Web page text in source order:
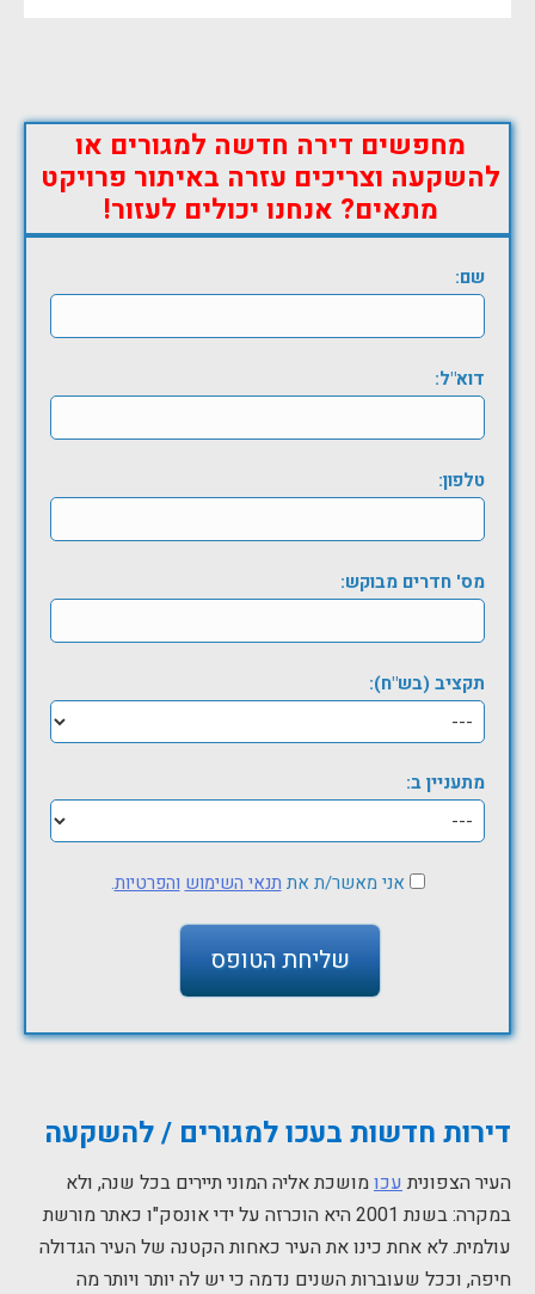
מחפשים דירה חדשה למגורים או
להשקעה וצריכים עזרה באיתור פרויקט
מתאים? אנחנו יכולים לעזור!
שם:
דוא"ל:
טלפון:
מס' חדרים מבוקש:
תקציב (בש"ח):
מתעניין ב:
אני מאשר/ת את תנאי השימוש והפרטיות.
דירות חדשות בעכו למגורים / להשקעה
העיר הצפוניתעכומושכת אליה המוני תיירים בכל שנה, ולא
במקרה: בשנת 2001 היא הוכרזה על ידי אונסק"ו כאתר מורשת
עולמית. לא אחת כינו את העיר כאחות הקטנה של העיר הגדולה
חיפה, וככל שעוברות השנים נדמה כי יש לה יותר ויותר מה